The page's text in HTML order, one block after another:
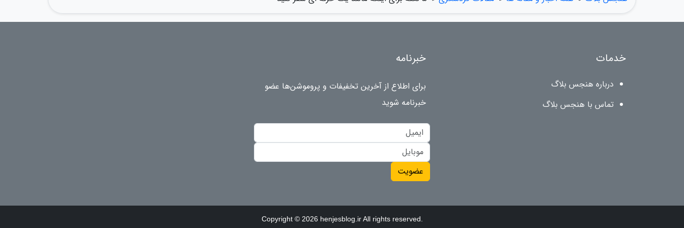
خدمات
درباره هنجس بلاگ
تماس با هنجس بلاگ
خبرنامه
برای اطلاع از آخرین تخفیفات و پروموشن‌ها عضو
خبرنامه شوید
عضویت
Copyright © 2026 henjesblog.ir All rights reserved.